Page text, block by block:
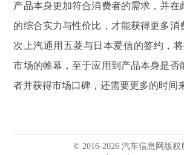
产品本身更加符合消费者的需求，并在
的综合实力与性价比，才能获得更多消
次上汽通用五菱与日本爱信的签约，
市场的帷幕，至于应用到产品本身是否
者并获得市场口碑，还需要更多的时间
© 2016-2026 汽车信息网版权